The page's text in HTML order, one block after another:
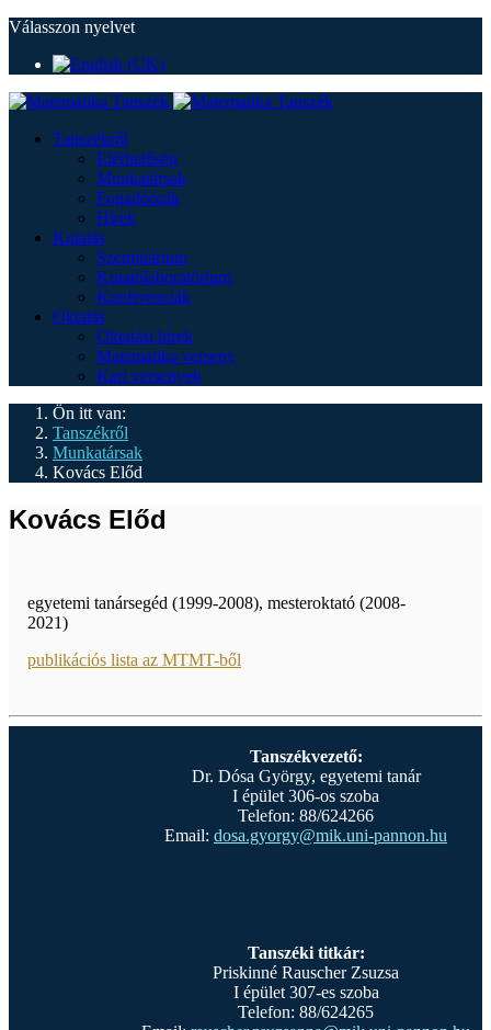
Válasszon nyelvet
Tanszékről
Elérhetőség
Munkatársak
Fogadóórák
Hírek
Kutatás
Szeminárium
Kutatólaboratórium
Konferenciák
Oktatás
Oktatási hírek
Matematika verseny
Kari versenyek
Ön itt van:
Tanszékről
Munkatársak
Kovács Előd
Kovács Előd
egyetemi tanársegéd (1999-2008), mesteroktató (2008-
2021)
publikációs lista az MTMT-ből
Tanszékvezető:
Dr. Dósa György, egyetemi tanár
I épület 306-os szoba
Telefon: 88/624266
Email: dosa.gyorgy@mik.uni-pannon.hu
Tanszéki titkár:
Priskinné Rauscher Zsuzsa
I épület 307-es szoba
Telefon: 88/624265